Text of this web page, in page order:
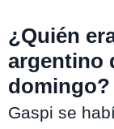
¿Quién
argentino
domingo?
Gaspi se